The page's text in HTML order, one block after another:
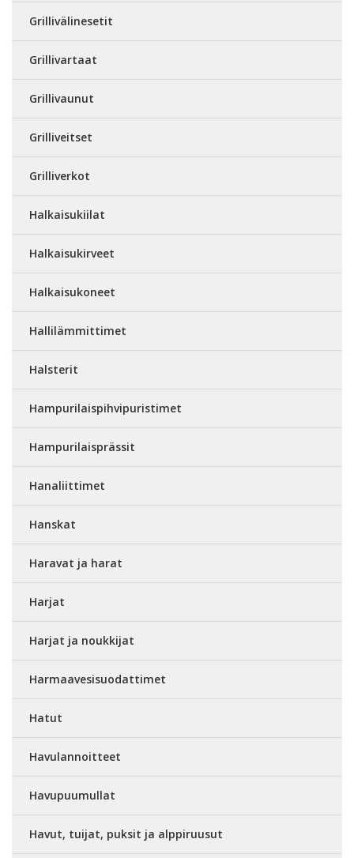
Grillivälinesetit
Grillivartaat
Grillivaunut
Grilliveitset
Grilliverkot
Halkaisukiilat
Halkaisukirveet
Halkaisukoneet
Hallilämmittimet
Halsterit
Hampurilaispihvipuristimet
Hampurilaisprässit
Hanaliittimet
Hanskat
Haravat ja harat
Harjat
Harjat ja noukkijat
Harmaavesisuodattimet
Hatut
Havulannoitteet
Havupuumullat
Havut, tuijat, puksit ja alppiruusut